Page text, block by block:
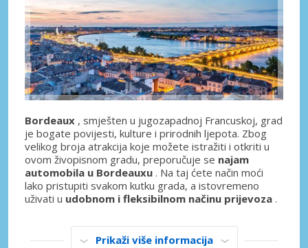
Bordeaux , smješten u jugozapadnoj Francuskoj, grad
je bogate povijesti, kulture i prirodnih ljepota. Zbog
velikog broja atrakcija koje možete istražiti i otkriti u
ovom živopisnom gradu, preporučuje se najam
automobila u Bordeauxu . Na taj ćete način moći
lako pristupiti svakom kutku grada, a istovremeno
uživati ​​u udobnom i fleksibilnom načinu prijevoza .
Prikaži više informacija